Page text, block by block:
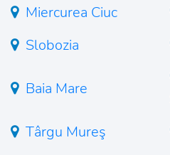
Miercurea Ciuc
Slobozia
Baia Mare
Târgu Mureş